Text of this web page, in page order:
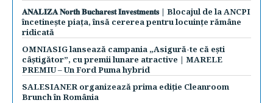
𝐀𝐍𝐀𝐋𝐈𝐙𝐀 𝐍𝐨𝐫𝐭𝐡 𝐁𝐮𝐜𝐡𝐚𝐫𝐞𝐬𝐭 𝐈𝐧𝐯𝐞𝐬𝐭𝐦𝐞𝐧𝐭𝐬 | Blocajul de la ANCPI
încetinește piața, însă cererea pentru locuințe rămâne
ridicată
OMNIASIG lansează campania „Asigură-te că ești
câștigător”, cu premii lunare atractive | MARELE
PREMIU – Un Ford Puma hybrid
SALESIANER organizează prima ediție Cleanroom
Brunch în România